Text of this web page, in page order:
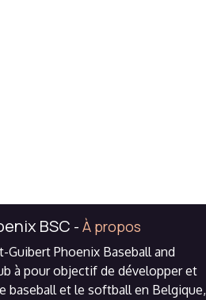
BSC - À propos
Guibert Phoenix Baseball and
à pour objectif de développer et
baseball et le softball en Belgique,